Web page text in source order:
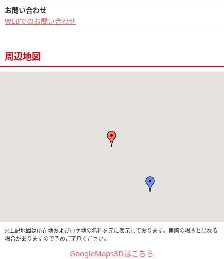
お問い合わせ
WEBでのお問い合わせ
周辺地図
※上記地図は所在地およびロケ地の名称を元に表示しております。実際の場所と異なる
場合がありますので予めご了承ください。
GoogleMaps3Dはこちら